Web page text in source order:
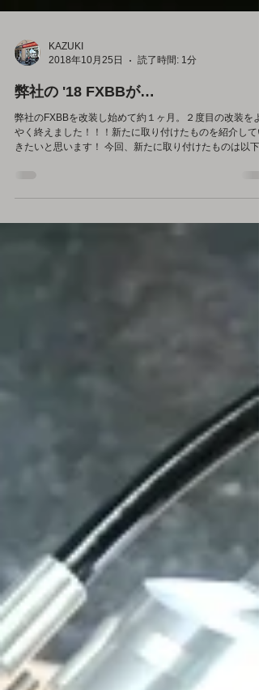
2018年10月25日
読了時間: 1分
弊社の '18 FXBBが…
弊社のFXBBを改装し始めて約１ヶ月。２度目の改装を
3.5-17（リム幅ー外径） リアホイール ：ミスミ...